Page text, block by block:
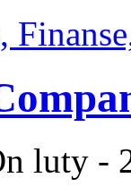
luty -